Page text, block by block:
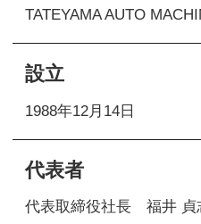
TATEYAMA AUTO
設立
1988年12月14日
代表者
代表取締役社長 福井 貞